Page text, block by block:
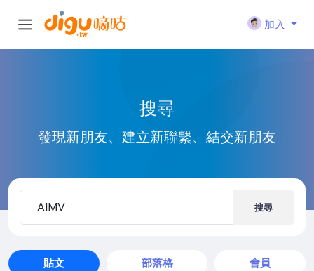
加入
搜尋
發現新朋友、建立新聯繫、結交新朋友
搜尋
貼文 部落格 會員